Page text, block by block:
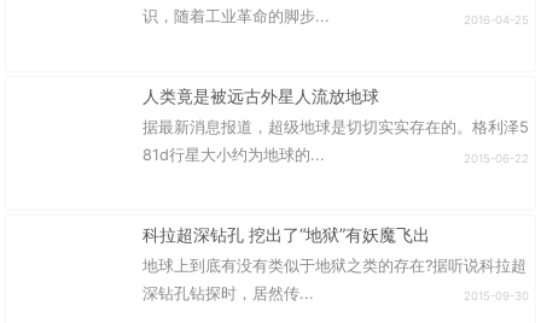
识，随着工业革命的脚步...
2016-04-25
人类竟是被远古外星人流放地球
据最新消息报道，超级地球是切切实实存在的。格利泽5
81d行星大小约为地球的...
2015-06-22
科拉超深钻孔 挖出了“地狱”有妖魔飞出
地球上到底有没有类似于地狱之类的存在?据听说科拉超
深钻孔钻探时，居然传...
2015-09-30